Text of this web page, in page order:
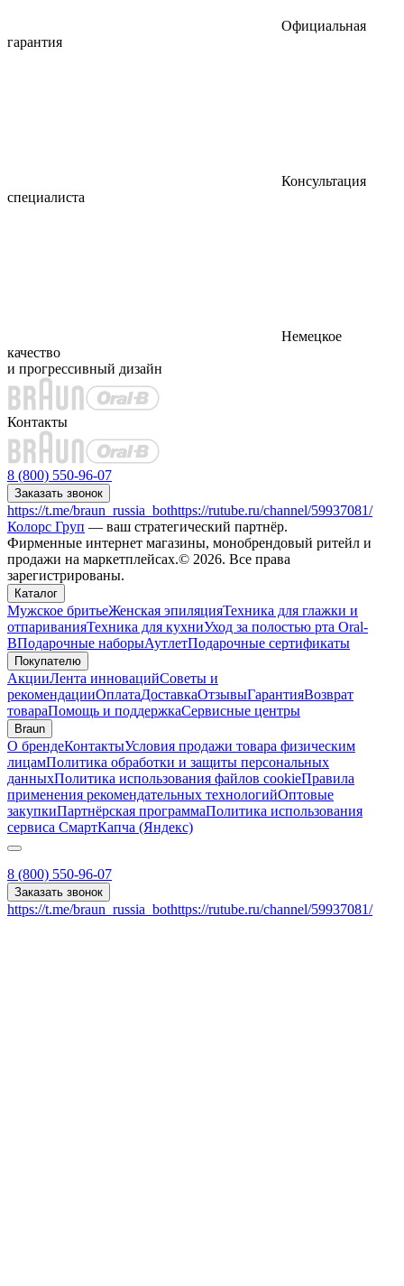
Официальная
гарантия
Консультация
специалиста
Немецкое
качество
и прогрессивный дизайн
Контакты
8 (800) 550-96-07
Заказать звонок
https://t.me/braun_russia_bothttps://rutube.ru/channel/59937081/
Колорс Груп — ваш стратегический партнёр.
Фирменные интернет магазины, монобрендовый ритейл и
продажи на маркетплейсах.© 2026. Все права
зарегистрированы.
Каталог
Мужское бритьеЖенская эпиляцияТехника для глажки и
отпариванияТехника для кухниУход за полостью рта Oral-
BПодарочные наборыАутлетПодарочные сертификаты
Покупателю
АкцииЛента инновацийСоветы и
рекомендацииОплатаДоставкаОтзывыГарантияВозврат
товараПомощь и поддержкаСервисные центры
Braun
О брендеКонтактыУсловия продажи товара физическим
лицамПолитика обработки и защиты персональных
данныхПолитика использования файлов cookieПравила
применения рекомендательных технологийОптовые
закупкиПартнёрская программаПолитика использования
сервиса СмартКапча (Яндекс)
8 (800) 550-96-07
Заказать звонок
https://t.me/braun_russia_bothttps://rutube.ru/channel/59937081/